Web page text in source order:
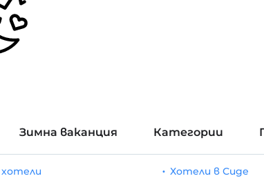
Зимна ваканция Категории
Хотели в Сиде